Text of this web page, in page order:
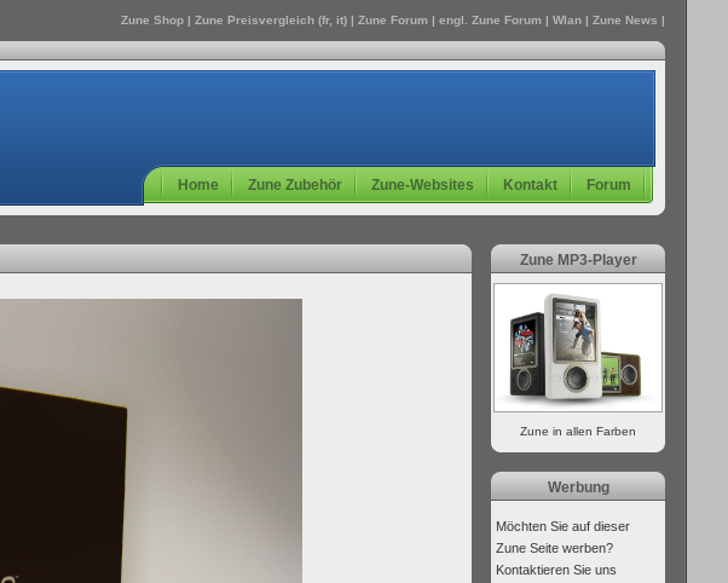
Zune Shop | Zune Preisvergleich (fr, it) |Zune Forum | engl.Zune Forum |Wlan |Zune News |
Home Zune Zubehör Zune-Websites Kontakt Forum
Zune MP3-Player
Zune in allen Farben
Werbung
Möchten Sie auf dieser
Zune Seite werben?
Kontaktieren Sie uns